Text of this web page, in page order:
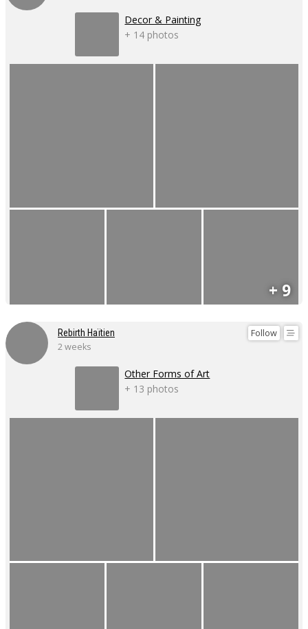
Decor & Painting
+ 14 photos
+ 9
Follow
Rebirth Haïtien
2 weeks
Other Forms of Art
+ 13 photos